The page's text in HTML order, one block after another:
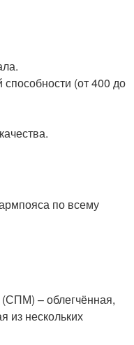
(от 400 до
по всему
– облегчённая,
из нескольких